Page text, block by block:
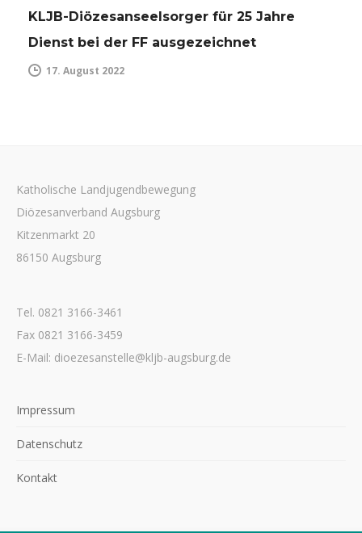
KLJB-Diözesanseelsorger für 25 Jahre
Dienst bei der FF ausgezeichnet
17. August 2022
Katholische Landjugendbewegung
Diözesanverband Augsburg
Kitzenmarkt 20
86150 Augsburg
Tel. 0821 3166-3461
Fax 0821 3166-3459
E-Mail: dioezesanstelle@kljb-augsburg.de
Impressum
Datenschutz
Kontakt